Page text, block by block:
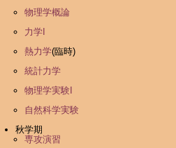
物理学概論
力学I
熱力学(臨時)
統計力学
物理学実験I
自然科学実験
秋学期
専攻演習